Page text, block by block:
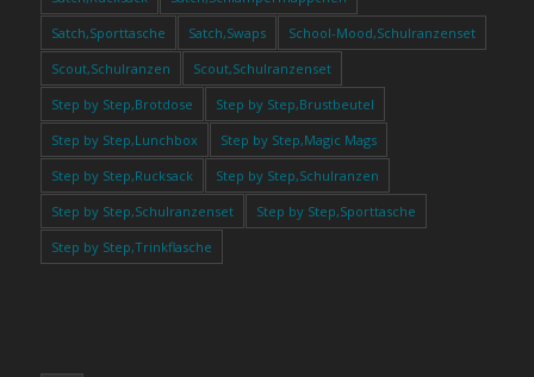
Satch,Sporttasche
Satch,Swaps
School-Mood,Schulranzenset
Scout,Schulranzen
Scout,Schulranzenset
Step by Step,Brotdose
Step by Step,Brustbeutel
Step by Step,Lunchbox
Step by Step,Magic Mags
Step by Step,Rucksack
Step by Step,Schulranzen
Step by Step,Schulranzenset
Step by Step,Sporttasche
Step by Step,Trinkflasche